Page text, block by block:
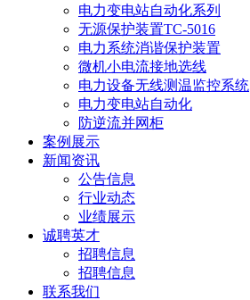
电力变电站自动化系列
无源保护装置TC-5016
电力系统消谐保护装置
微机小电流接地选线
电力设备无线测温监控系统
电力变电站自动化
防逆流并网柜
案例展示
新闻资讯
公告信息
行业动态
业绩展示
诚聘英才
招聘信息
招聘信息
联系我们